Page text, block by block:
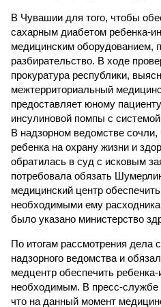
В Чувашии для того, чтобы
сахарным диабетом ребенка-
медицинским оборудованием,
разбирательство. В ходе
прокуратура республики,
межтерриториальный
предоставляет юному
инсулиновой помпы с
В надзорном ведомстве сочли,
ребенка на охрану жизни и
обратилась в суд с исковым
потребовала обязать
медицинский центр
необходимыми ему
было указано министерство
По итогам рассмотрения дела
надзорного ведомства и
медцентр обеспечить
необходимым. В пресс-службе
что на данный момент